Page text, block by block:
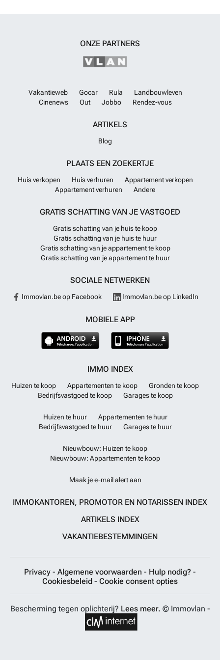
iets minder naar het zuiden vanaf de luchthaven van Valencia.
ONZE PARTNERS
Vakantieweb Gocar Rula
Landbouwleven
Cinenews
Out Jobbo Rendez-vous
ARTIKELS
Blog
PLAATS EEN ZOEKERTJE
Huis verkopen Huis verhuren
Appartement verkopen
Appartement verhuren
Andere
GRATIS SCHATTING VAN JE VASTGOED
Gratis schatting van je huis te koop
Gratis schatting van je huis te huur
Gratis schatting van je appartement te koop
Gratis schatting van je appartement te huur
SOCIALE NETWERKEN
Immovlan.be op Facebook Immovlan.be op LinkedIn
MOBIELE APP
IMMO INDEX
Huizen te koop Appartementen te koop
Gronden te koop
Bedrijfsvastgoed te koop
Garages te koop
Huizen te huur
Appartementen te huur
Bedrijfsvastgoed te huur
Garages te huur
Nieuwbouw: Huizen te koop
Nieuwbouw: Appartementen te koop
Maak je e-mail alert aan
IMMOKANTOREN, PROMOTOR EN NOTARISSEN INDEX
ARTIKELS INDEX
VAKANTIEBESTEMMINGEN
Privacy - Algemene voorwaarden - Hulp nodig? -
Cookiesbeleid - Cookie consent opties
Bescherming tegen oplichterij? Lees meer. © Immovlan -